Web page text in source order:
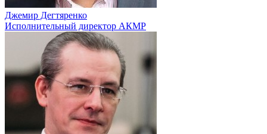
Джемир Дегтяренко
Исполнительный директор АКМР